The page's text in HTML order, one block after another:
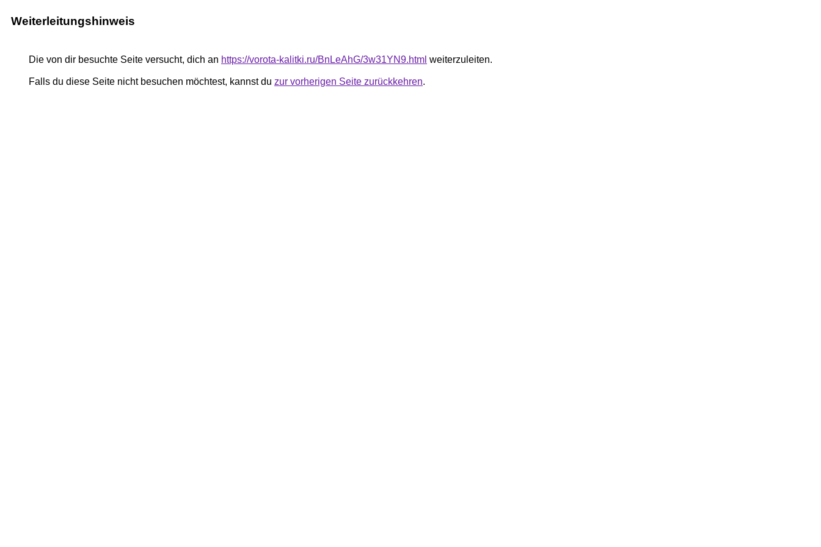
Weiterleitungshinweis
Die von dir besuchte Seite versucht, dich an https://vorota-kalitki.ru/BnLeAhG/3w31YN9.html weiterzuleiten.
Falls du diese Seite nicht besuchen möchtest, kannst du zur vorherigen Seite zurückkehren.